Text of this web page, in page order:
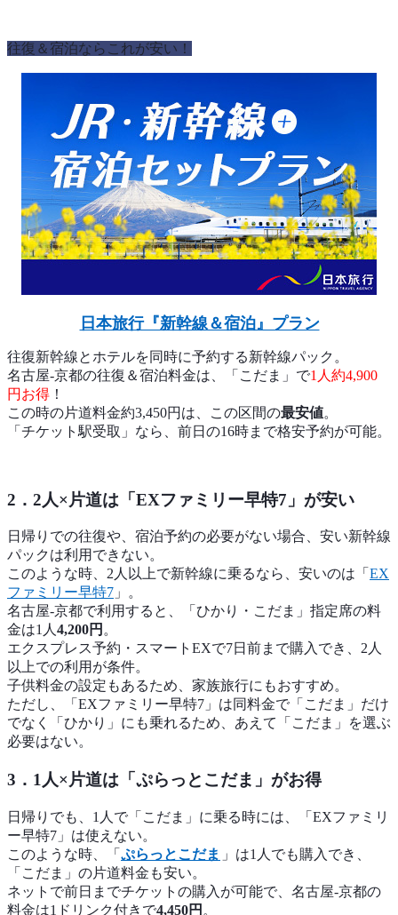
往復＆宿泊ならこれが安い！
日本旅行『新幹線＆宿泊』プラン
往復新幹線とホテルを同時に予約する新幹線パック。
名古屋-京都の往復＆宿泊料金は、「こだま」で1人約4,900
円お得 ！
この時の片道料金約3,450円は、この区間の最安値。
「チケット駅受取」なら、前日の16時まで格安予約が可能。
2．2人×片道は「EXファミリー早特7」が安い
日帰りでの往復や、宿泊予約の必要がない場合、安い新幹線
パックは利用できない。
このような時、2人以上で新幹線に乗るなら、安いのは「 EX
ファミリー早特7 」。
名古屋-京都で利用すると、「ひかり・こだま」指定席の料
金は1人 4,200円 。
エクスプレス予約・スマートEXで7日前まで購入でき、2人
以上での利用が条件。
子供料金の設定もあるため、家族旅行にもおすすめ。
ただし、「EXファミリー早特7」は同料金で「こだま」だけ
でなく「ひかり」にも乗れるため、あえて「こだま」を選ぶ
必要はない。
3．1人×片道は「ぷらっとこだま」がお得
日帰りでも、1人で「こだま」に乗る時には、「EXファミリ
ー早特7」は使えない。
このような時、「 ぷらっとこだま 」は1人でも購入でき、
「こだま」の片道料金も安い。
ネットで前日までチケットの購入が可能で、名古屋-京都の
料金は1ドリンク付きで4,450円 。